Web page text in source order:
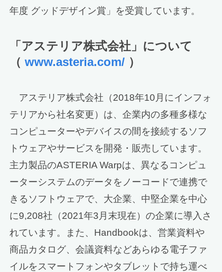
年度 グッドデザイン賞」を受賞しています。
「アステリア株式会社」について
（www.asteria.com/ ）
アステリア株式会社（2018年10月にインフォ
テリアから社名変更）は、企業内の多種多様な
コンピューターやデバイスの間を接続するソフ
トウェアやサービスを開発・販売しています。
主力製品のASTERIA Warpは、異なるコンピュ
ーターシステムのデータをノーコードで連携で
きるソフトウェアで、大企業、中堅企業を中心
に9,208社（2021年3月末現在）の企業に導入さ
れています。また、Handbookは、営業資料や
商品カタログ、会議資料などあらゆる電子ファ
イルをスマートフォンやタブレットで持ち運べ